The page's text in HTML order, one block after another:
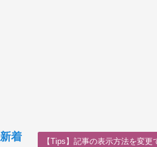
新着 【Tips】記事の表示方法を変更